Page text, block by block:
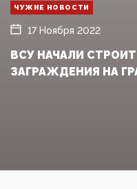
ЧУЖИЕ НОВОСТИ
17 Ноября 2022
ВСУ НАЧАЛИ
ЗАГРАЖДЕНИЯ НА